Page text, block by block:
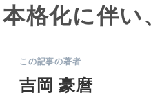
格化に伴い
この記事の著者
吉岡 豪麿